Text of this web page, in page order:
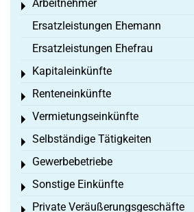
Arbeitnehmer
Toggle menu
Ersatzleistungen Ehemann
Ersatzleistungen Ehefrau
Kapitaleinkünfte
Toggle menu
Renteneinkünfte
Toggle menu
Vermietungseinkünfte
Toggle menu
Selbständige Tätigkeiten
Toggle menu
Gewerbebetriebe
Toggle menu
Sonstige Einkünfte
Toggle menu
Private Veräußerungsgeschäfte